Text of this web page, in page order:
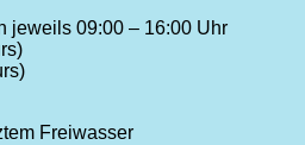
jeweils 09:00 – 16:00 Uhr
Freiwasser